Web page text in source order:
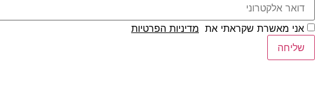
אני מאשרת שקראתי את מדיניות הפרטיות
שליחה